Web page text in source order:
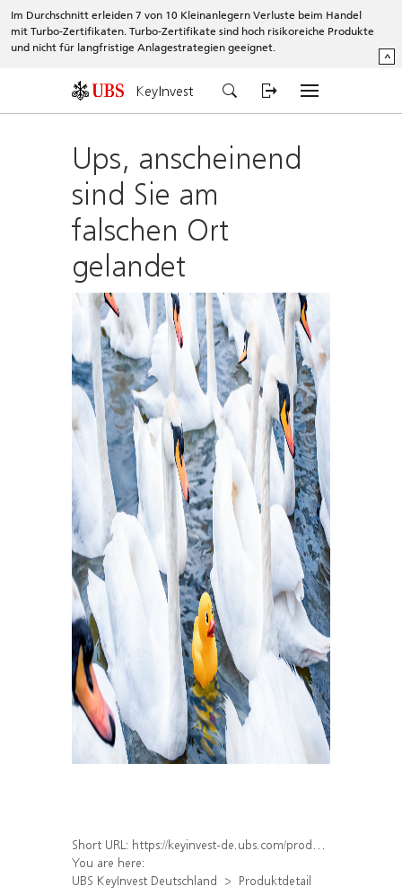
Im Durchschnitt erleiden 7 von 10 Kleinanlegern Verluste beim Handel
mit Turbo-Zertifikaten. Turbo-Zertifikate sind hoch risikoreiche Produkte
und nicht für langfristige Anlagestrategien geeignet.
^
KeyInvest
Ups, anscheinend
sind Sie am
falschen Ort
gelandet
Short URL: https://keyinvest-de.ubs.com/produkt/detail/index/isin/DE000WA8Y0W6
You are here:
UBS KeyInvest Deutschland
Produktdetail